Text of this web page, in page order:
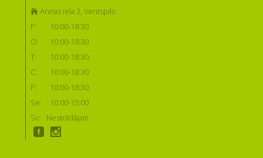
Annas iela 2, Ventspils
P:
10:00-18:30
O:
10:00-18:30
T:
10:00-18:30
C:
10:00-18:30
P:
10:00-18:30
Se:
10:00-15:00
Sv:
Nestrādājam